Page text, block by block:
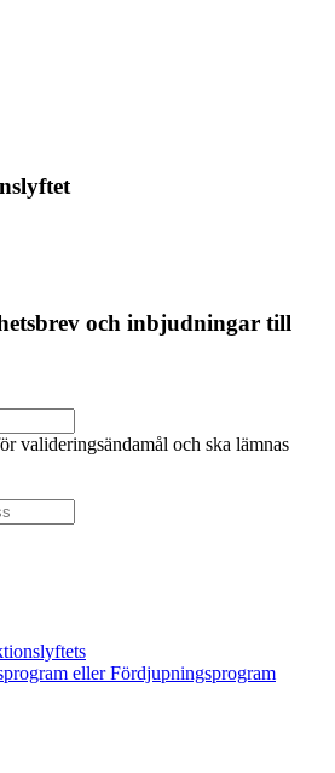
och inbjudningar till
valideringsändamål och ska lämnas
eller Fördjupningsprogram